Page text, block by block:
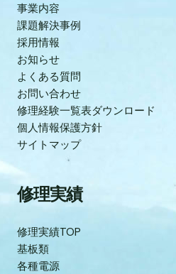
事業内容
課題解決事例
採用情報
お知らせ
よくある質問
お問い合わせ
修理経験一覧表ダウンロード
個人情報保護方針
サイトマップ
修理実績
修理実績TOP
基板類
各種電源